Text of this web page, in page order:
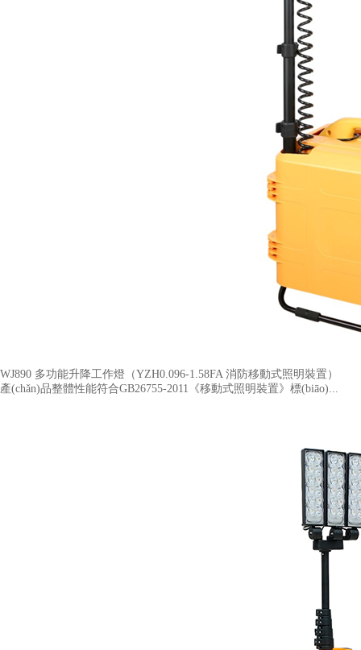
WJ890 多功能升降工作燈（YZH0.096-1.58FA 消防移動式照明裝置​）
產(chǎn)品整體性能符合GB26755-2011《移動式照明裝置》標(biāo)...